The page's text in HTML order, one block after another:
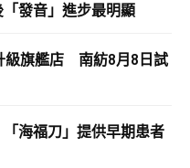
發音」進步最明顯
級旗艦店 南紡8月8日試
海福刀」提供早期患者